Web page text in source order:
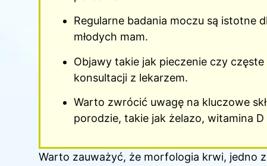
Regularne badania moczu są istotne
młodych mam.
Objawy takie jak pieczenie czy
konsultacji z lekarzem.
Warto zwrócić uwagę na kluczowe
porodzie, takie jak żelazo, witamina
Warto zauważyć, że morfologia krwi, jedno